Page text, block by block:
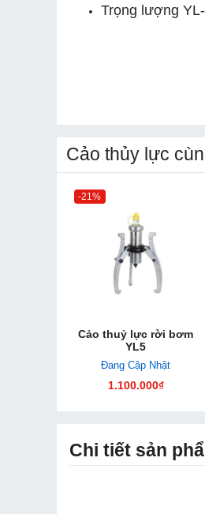
Trọng lượng
Cảo thủy lực
-21%
Cảo thuỷ lực rời bơm
YL5
Đang Cập Nhật
1.100.000₫
Chi tiết sản